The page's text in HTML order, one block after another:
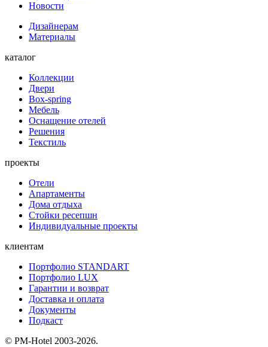
Новости
Дизайнерам
Материалы
каталог
Коллекции
Двери
Box-spring
Мебель
Оснащение отелей
Решения
Текстиль
проекты
Отели
Апартаменты
Дома отдыха
Стойки ресепшн
Индивидуальные проекты
клиентам
Портфолио STANDART
Портфолио LUX
Гарантии и возврат
Доставка и оплата
Документы
Подкаст
© PM-Hotel 2003-2026.